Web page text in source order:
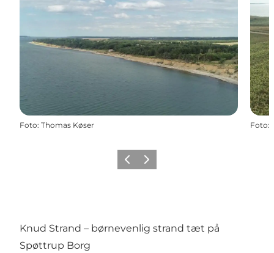
Foto: Thomas Køser Foto:
ForrigeNæste
Knud Strand – børnevenlig strand tæt på
Spøttrup Borg